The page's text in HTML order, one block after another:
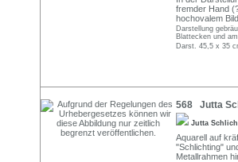
fremder Hand
hochovalem
Darstellung
Blattecken und
Darst. 45,5 x 35
568 Jutta
Jutta
Aquarell auf
"Schlichting"
Metallrahmen